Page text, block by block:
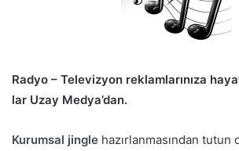
Radyo – Televizyon reklamlarınıza
lar Uzay Medya’dan.
Kurumsal jingle hazırlanmasından tutun